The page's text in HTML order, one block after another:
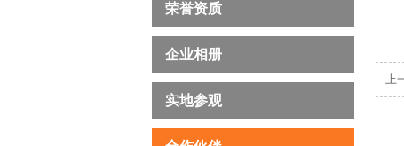
荣誉资质
企业相册
实地参观
上